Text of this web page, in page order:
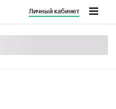
Личный кабинет